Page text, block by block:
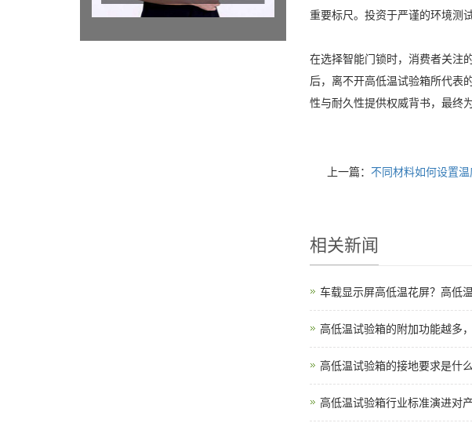
重要标尺。投资于严谨的环境测
在选择智能门锁时，消费者关注
后，离不开高低温试验箱所代表
性与耐久性提供权威背书，最终
上一篇：不同材料如何设置
相关新闻
车载显示屏高低温花屏？高低
高低温试验箱的附加功能越多
高低温试验箱的接地要求是什
高低温试验箱行业标准演进对